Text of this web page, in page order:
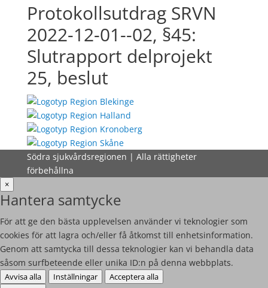
Protokollsutdrag SRVN
2022-12-01--02, §45:
Slutrapport delprojekt
25, beslut
Södra sjukvårdsregionen | Alla rättigheter
förbehållna
×
Hantera samtycke
För att ge den bästa upplevelsen använder vi teknologier som
cookies för att lagra och/eller få åtkomst till enhetsinformation.
Genom att samtycka till dessa teknologier kan vi behandla data
såsom surfbeteende eller unika ID:n på denna webbplats.
Avvisa alla Inställningar
Acceptera alla